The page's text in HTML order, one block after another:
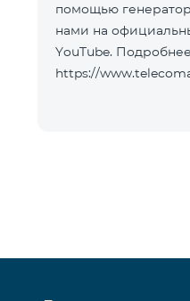
помощью
нами на
YouTube.
https://